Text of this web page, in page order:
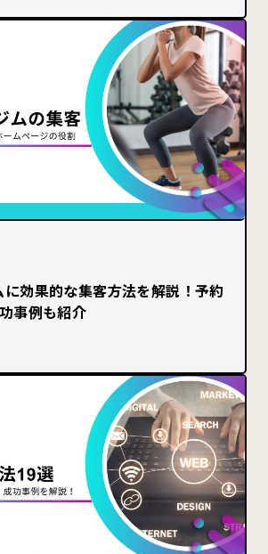
効果的な集客方法を解説！予約
事例も紹介